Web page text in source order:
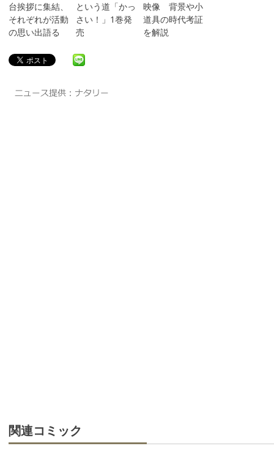
台挨拶に集結、
それぞれが活動
の思い出語る
という道「かっ
さい！」1巻発
売
映像 背景や小
道具の時代考証
を解説
関連コミック